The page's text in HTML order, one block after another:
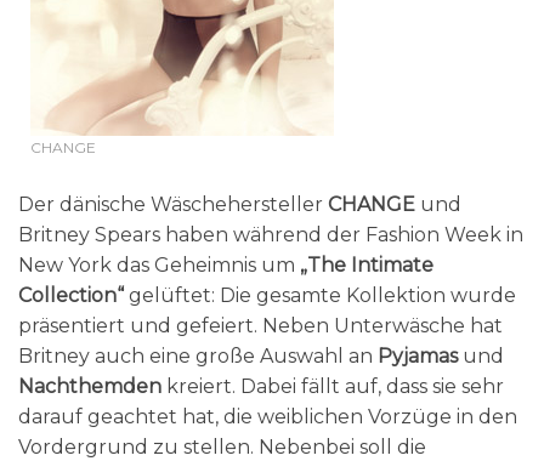
CHANGE
Der dänische Wäschehersteller CHANGE und
Britney Spears haben während der Fashion Week in
New York das Geheimnis um „The Intimate
Collection“ gelüftet: Die gesamte Kollektion wurde
präsentiert und gefeiert. Neben Unterwäsche hat
Britney auch eine große Auswahl an Pyjamas und
Nachthemden kreiert. Dabei fällt auf, dass sie sehr
darauf geachtet hat, die weiblichen Vorzüge in den
Vordergrund zu stellen. Nebenbei soll die